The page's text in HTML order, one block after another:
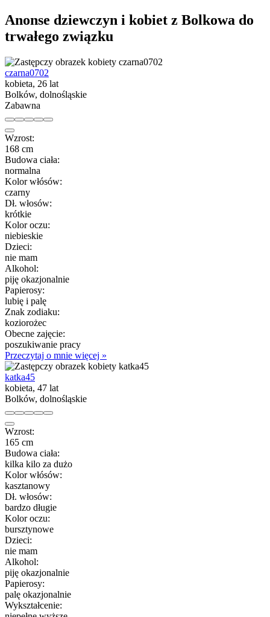
Anonse dziewczyn i kobiet z Bolkowa do
trwałego związku
czarna0702
kobieta, 26 lat
Bolków, dolnośląskie
Zabawna
Wzrost:
168 cm
Budowa ciała:
normalna
Kolor włósów:
czarny
Dł. włosów:
krótkie
Kolor oczu:
niebieskie
Dzieci:
nie mam
Alkohol:
piję okazjonalnie
Papierosy:
lubię i palę
Znak zodiaku:
koziorożec
Obecne zajęcie:
poszukiwanie pracy
Przeczytaj o mnie więcej »
katka45
kobieta, 47 lat
Bolków, dolnośląskie
Wzrost:
165 cm
Budowa ciała:
kilka kilo za dużo
Kolor włósów:
kasztanowy
Dł. włosów:
bardzo długie
Kolor oczu:
bursztynowe
Dzieci:
nie mam
Alkohol:
piję okazjonalnie
Papierosy:
palę okazjonalnie
Wykształcenie: